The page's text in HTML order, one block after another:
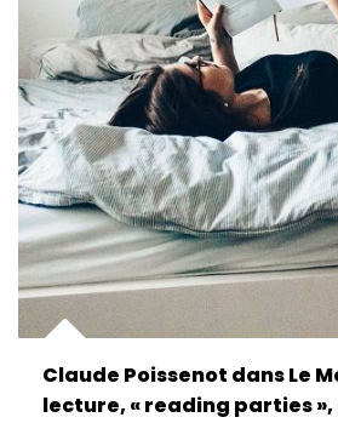
Claude Poissenot dans Le
lecture, « reading parties »,